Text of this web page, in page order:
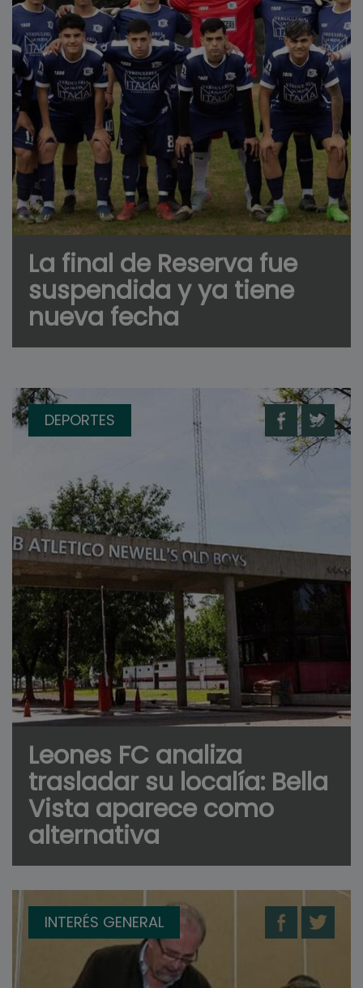
La final de Reserva fue
suspendida y ya tiene
nueva fecha
DEPORTES
Leones FC analiza
trasladar su localía: Bella
Vista aparece como
alternativa
INTERÉS GENERAL